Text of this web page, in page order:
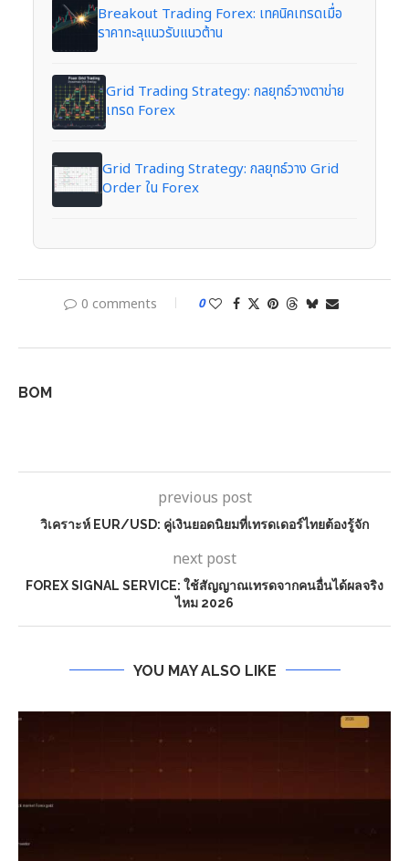
Breakout Trading Forex: เทคนิคเทรดเมื่อ
ราคาทะลุแนวรับแนวต้าน
Grid Trading Strategy: กลยุทธ์วางตาข่าย
เทรด Forex
Grid Trading Strategy: กลยุทธ์วาง Grid
Order ใน Forex
0 comments 0
BOM
previous post
วิเคราะห์ EUR/USD: คู่เงินยอดนิยมที่เทรดเดอร์ไทยต้องรู้จัก
next post
FOREX SIGNAL SERVICE: ใช้สัญญาณเทรดจากคนอื่นได้ผลจริง
ไหม 2026
YOU MAY ALSO LIKE